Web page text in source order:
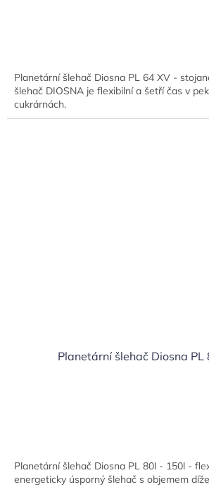
Planetární šlehač Diosna PL 64 XV -
šlehač DIOSNA je flexibilní a šetří čas v
cukrárnách.
Planetární šlehač Diosna
Planetární šlehač Diosna PL 80l - 150l -
energeticky úsporný šlehač s objemem